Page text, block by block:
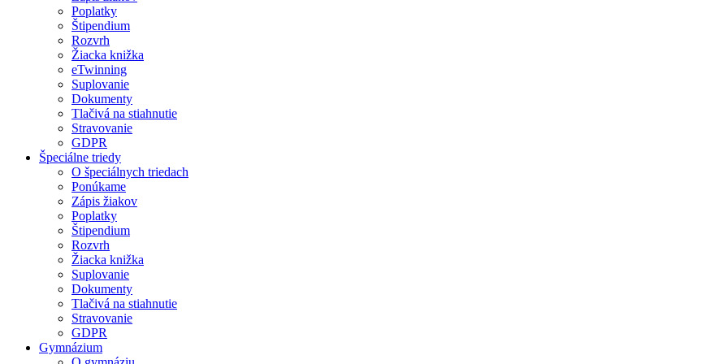
Poplatky
Štipendium
Rozvrh
Žiacka knižka
eTwinning
Suplovanie
Dokumenty
Tlačivá na stiahnutie
Stravovanie
GDPR
Špeciálne triedy
O špeciálnych triedach
Ponúkame
Zápis žiakov
Poplatky
Štipendium
Rozvrh
Žiacka knižka
Suplovanie
Dokumenty
Tlačivá na stiahnutie
Stravovanie
GDPR
Gymnázium